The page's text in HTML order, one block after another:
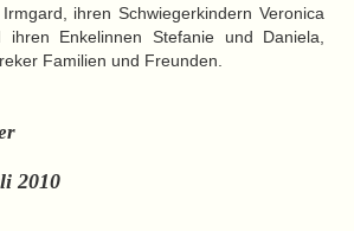
ihren Schwiegerkindern Veronica
Enkelinnen Stefanie und Daniela,
Familien und Freunden.
2010